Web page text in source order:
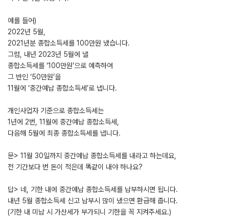
예를 들어)
2022년 5월,
2021년분 종합소득세를 100만원 냈습니다.
그럼, 내년 2023년 5월에 낼
종합소득세를 ‘100만원’으로 예측하여
그 반인 ‘50만원’을
11월에 ‘중간예납 종합소득세’로 냅니다.
개인사업자 기준으로 종합소득세는
1년에 2번, 11월에 중간예납 종합소득세,
다음해 5월에 최종 종합소득세를 냅니다.
문> 11월 30일까지 중간예납 종합소득세를 내라고 하는데요,
전 기간보다 번 돈이 적은데 똑같이 내야 하나요?
답> 네, 기한 내에 중간예납 종합소득세를 납부하시면 됩니다.
내년 5월 종합소득세 신고 납부시 많이 냈으면 환급해 줍니다.
(기한 내 미납 시 가산세가 부가되니 기한을 꼭 지켜주세요.)